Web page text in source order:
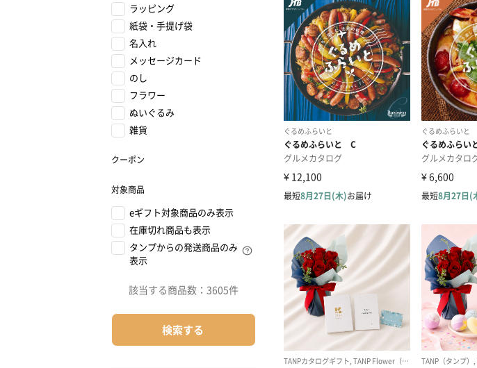
ラッピング
紙袋・手提げ袋
名入れ
メッセージカード
のし
フラワー
ぬいぐるみ
雑貨
クーポン
対象商品
eギフト対象商品のみ表示
在庫切れ商品も表示
タンプからの発送商品のみ
表示
該当する商品数： 3605件
検索する